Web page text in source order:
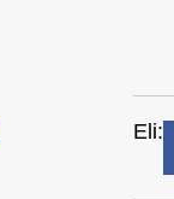
Eli: